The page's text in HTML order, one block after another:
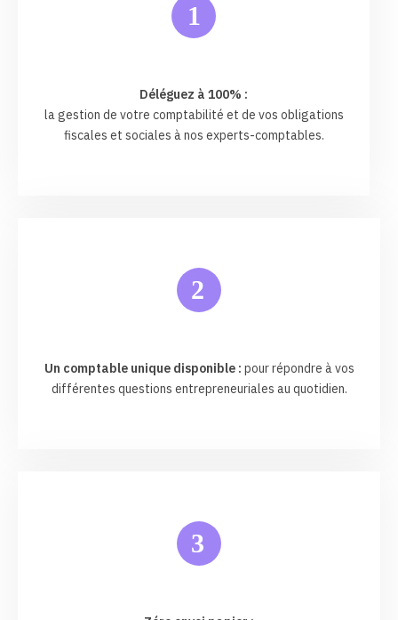
1
Déléguez à 100% :
la gestion de votre comptabilité et de vos obligations
fiscales et sociales à nos experts-comptables.
2
Un comptable unique disponible : pour répondre à vos
différentes questions entrepreneuriales au quotidien.
3